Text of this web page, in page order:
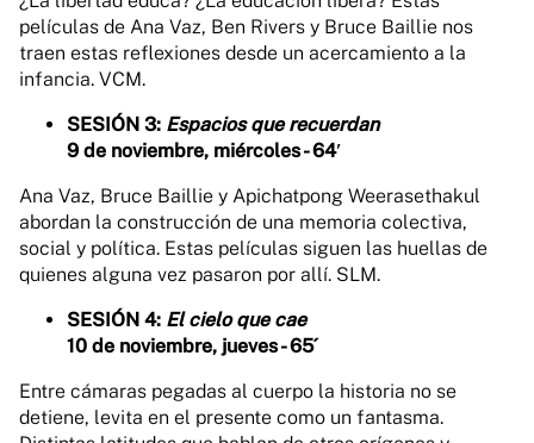
películas de Ana Vaz, Ben Rivers y Bruce Baillie nos
traen estas reflexiones desde un acercamiento a la
infancia. VCM.
SESIÓN 3: Espacios que recuerdan
9 de noviembre, miércoles - 64′
Ana Vaz, Bruce Baillie y Apichatpong Weerasethakul
abordan la construcción de una memoria colectiva,
social y política. Estas películas siguen las huellas de
quienes alguna vez pasaron por allí. SLM.
SESIÓN 4: El cielo que cae
10 de noviembre, jueves - 65´
Entre cámaras pegadas al cuerpo la historia no se
detiene, levita en el presente como un fantasma.